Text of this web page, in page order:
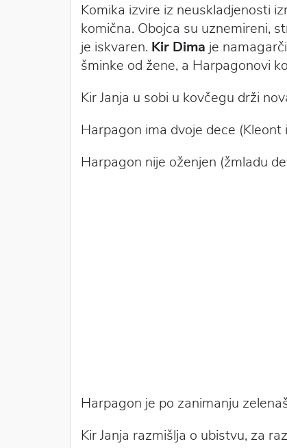
Komika izvire iz neuskladjenosti
komična. Obojca su uznemireni,
je iskvaren. Kir Dima je
šminke od žene, a Harpagonovi
Kir Janja u sobi u kovčegu drži
Harpagon ima dvoje dece (Kleont
Harpagon nije oženjen (žmladu
Harpagon je po zanimanju
Kir Janja razmišlja o ubistvu, za